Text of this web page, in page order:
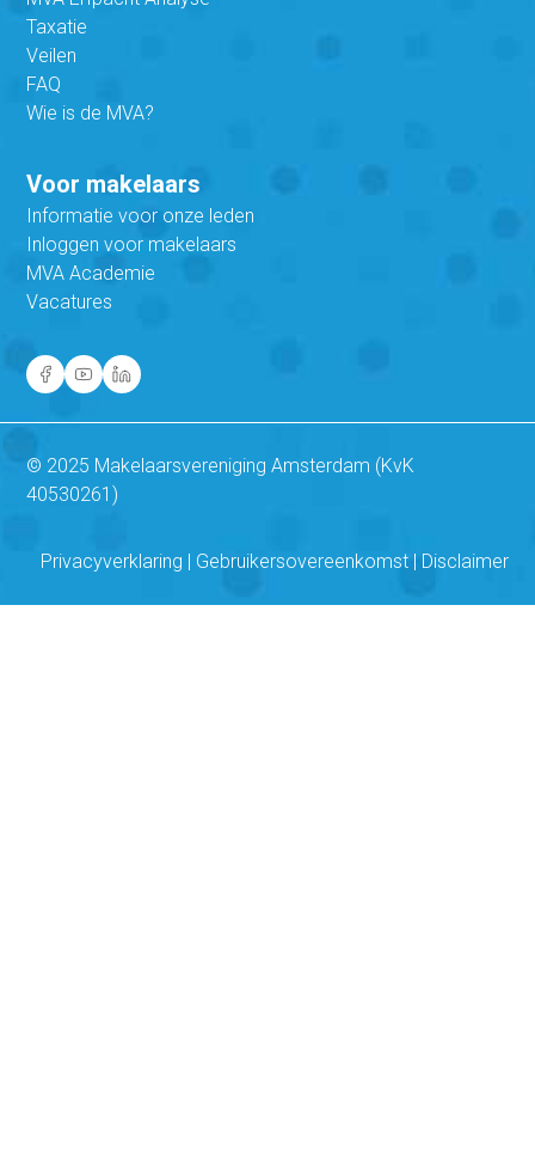
Taxatie
Veilen
FAQ
Wie is de MVA?
Voor makelaars
Informatie voor onze leden
Inloggen voor makelaars
MVA Academie
Vacatures
© 2025 Makelaarsvereniging Amsterdam (KvK
40530261)
Privacyverklaring Gebruikersovereenkomst Disclaimer